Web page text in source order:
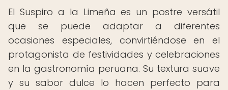
El Suspiro a la Limeña es un postre versátil
que se puede adaptar a diferentes
ocasiones especiales, convirtiéndose en el
protagonista de festividades y celebraciones
en la gastronomía peruana. Su textura suave
y su sabor dulce lo hacen perfecto para